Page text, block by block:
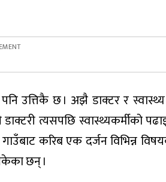
उत्तिकै छ । अझै डाक्टर र
त्यसपछि स्वास्थ्यकर्मीको
करिब एक दर्जन विभिन्न
छन् ।